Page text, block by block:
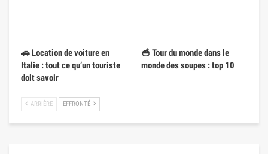
🚗 Location de voiture en
Italie : tout ce qu’un touriste
doit savoir
🥣 Tour du monde dans le
monde des soupes : top 10
ARRIÈRE EFFRONTÉ